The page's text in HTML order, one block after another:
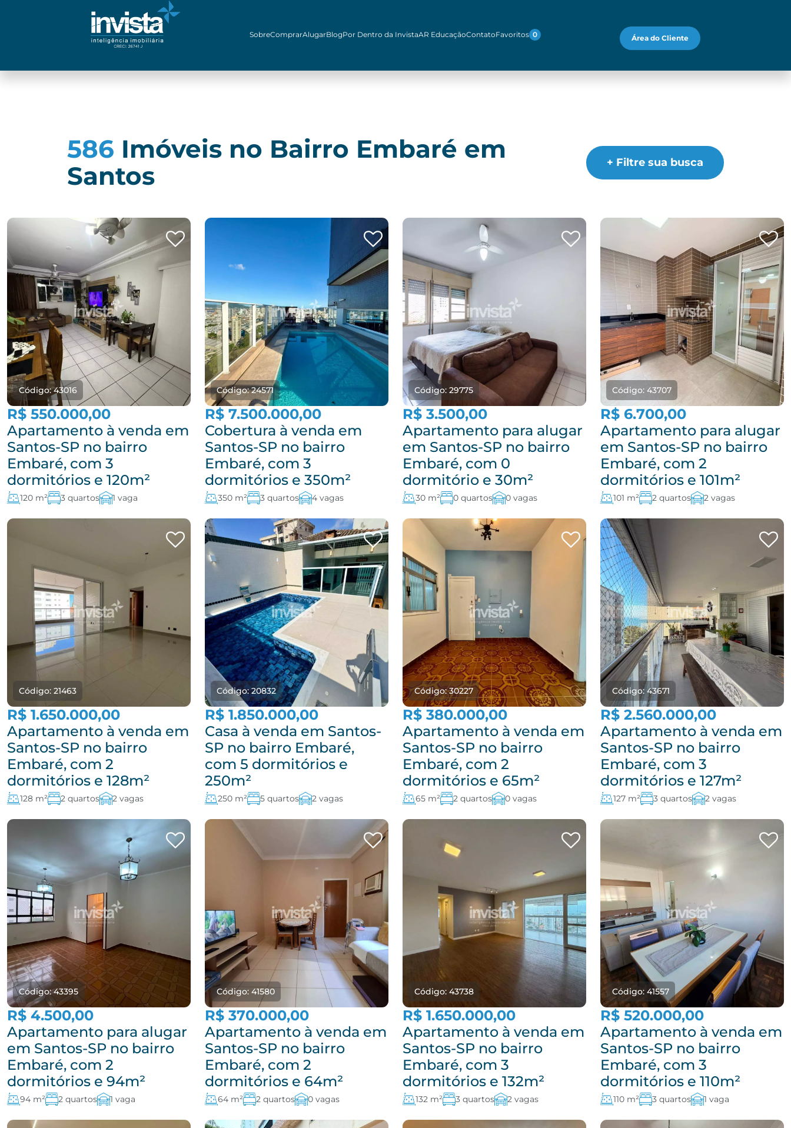
SobreComprarAlugarBlogPor Dentro da InvistaAR EducaçãoContatoFavoritos 0 Área do Cliente
586 Imóveis no Bairro Embaré em
Santos
+ Filtre sua busca
Código: 43016
R$ 550.000,00
Apartamento à venda em
Santos-SP no bairro
Embaré, com 3
dormitórios e 120m²
120 m² 3 quartos 1 vaga
Código: 24571
R$ 7.500.000,00
Cobertura à venda em
Santos-SP no bairro
Embaré, com 3
dormitórios e 350m²
350 m² 3 quartos 4 vagas
Código: 29775
R$ 3.500,00
Apartamento para alugar
em Santos-SP no bairro
Embaré, com 0
dormitório e 30m²
30 m² 0 quartos 0 vagas
Código: 43707
R$ 6.700,00
Apartamento para alugar
em Santos-SP no bairro
Embaré, com 2
dormitórios e 101m²
101 m² 2 quartos 2 vagas
Código: 21463
R$ 1.650.000,00
Apartamento à venda em
Santos-SP no bairro
Embaré, com 2
dormitórios e 128m²
128 m² 2 quartos 2 vagas
Código: 20832
R$ 1.850.000,00
Casa à venda em Santos-
SP no bairro Embaré,
com 5 dormitórios e
250m²
250 m² 5 quartos 2 vagas
Código: 30227
R$ 380.000,00
Apartamento à venda em
Santos-SP no bairro
Embaré, com 2
dormitórios e 65m²
65 m² 2 quartos 0 vagas
Código: 43671
R$ 2.560.000,00
Apartamento à venda em
Santos-SP no bairro
Embaré, com 3
dormitórios e 127m²
127 m² 3 quartos 2 vagas
Código: 43395
R$ 4.500,00
Apartamento para alugar
em Santos-SP no bairro
Embaré, com 2
dormitórios e 94m²
94 m² 2 quartos 1 vaga
Código: 41580
R$ 370.000,00
Apartamento à venda em
Santos-SP no bairro
Embaré, com 2
dormitórios e 64m²
64 m² 2 quartos 0 vagas
Código: 43738
R$ 1.650.000,00
Apartamento à venda em
Santos-SP no bairro
Embaré, com 3
dormitórios e 132m²
132 m² 3 quartos 2 vagas
Código: 41557
R$ 520.000,00
Apartamento à venda em
Santos-SP no bairro
Embaré, com 3
dormitórios e 110m²
110 m² 3 quartos 1 vaga